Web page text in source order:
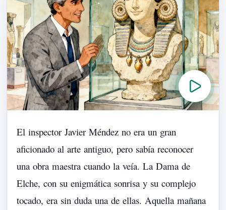
El inspector Javier Méndez no era un gran
aficionado al arte antiguo, pero sabía reconocer
una obra maestra cuando la veía. La Dama de
Elche, con su enigmática sonrisa y su complejo
tocado, era sin duda una de ellas. Aquella mañana